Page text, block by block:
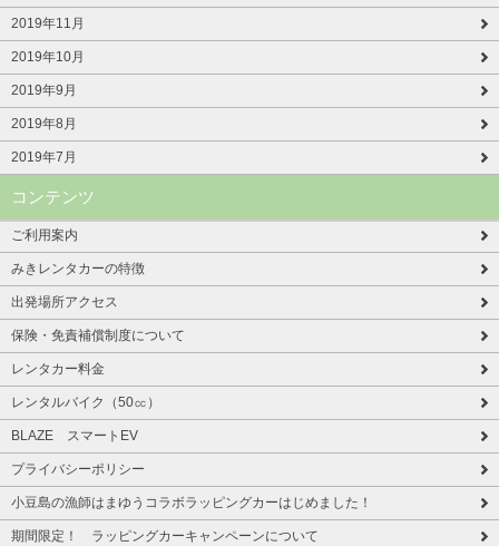
2019年11月
2019年10月
2019年9月
2019年8月
2019年7月
コンテンツ
ご利用案内
みきレンタカーの特徴
出発場所アクセス
保険・免責補償制度について
レンタカー料金
レンタルバイク（50㏄）
BLAZE スマートEV
プライバシーポリシー
小豆島の漁師はまゆうコラボラッピングカーはじめました！
期間限定！ ラッピングカーキャンペーンについて